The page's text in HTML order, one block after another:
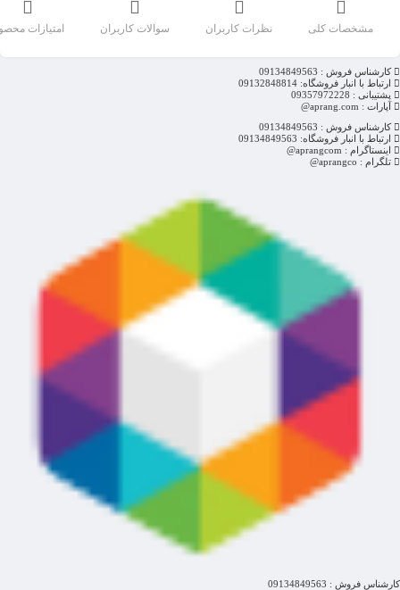
مشخصات کلی نظرات کاربران سوالات کاربران امتیازات
کارشناس فروش : 09134849563
ارتباط با انبار فروشگاه: 09132848814
پشتیبانی : 09357972228
آپارات : aprang.com@
کارشناس فروش : 09134849563
ارتباط با انبار فروشگاه: 09134849563
اینستاگرام : aprangcom@
تلگرام : aprangco@
کارشناس فروش : 09134849563